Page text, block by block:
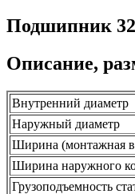
Подшипник
Описание,
Внутренний диаметр
Наружный диаметр
Ширина (монтажная
Ширина наружного
Грузоподъемность